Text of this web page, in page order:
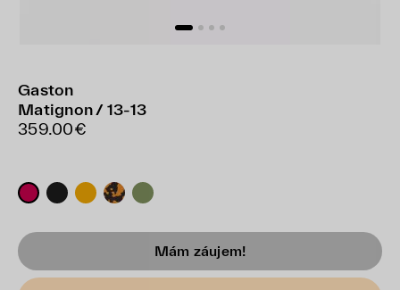
Gaston
Matignon / 13-13
359.00€
Mám záujem!